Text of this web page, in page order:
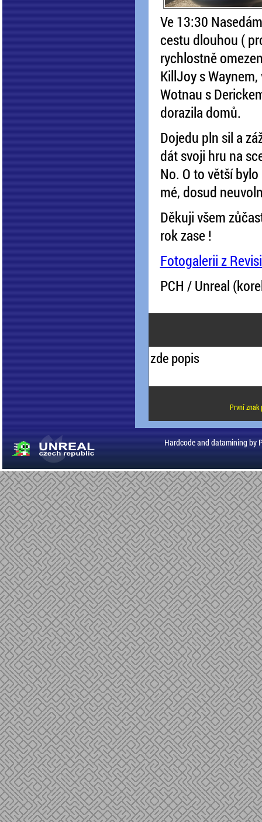
Ve 13:30
cestu dlouhou (
rychlostně
KillJoy s
Wotnau s
dorazila domů.
Dojedu pln sil a
dát svoji hru na
No. O to větší
mé, dosud
Děkuji všem
rok zase !
Fotogalerii z
PCH / Unreal
První znak
Hardcode and datamining by